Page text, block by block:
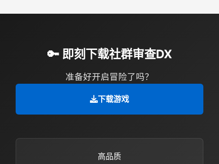
🔑 即刻下载社群审查DX
准备好开启冒险了吗？
下载游戏
高品质